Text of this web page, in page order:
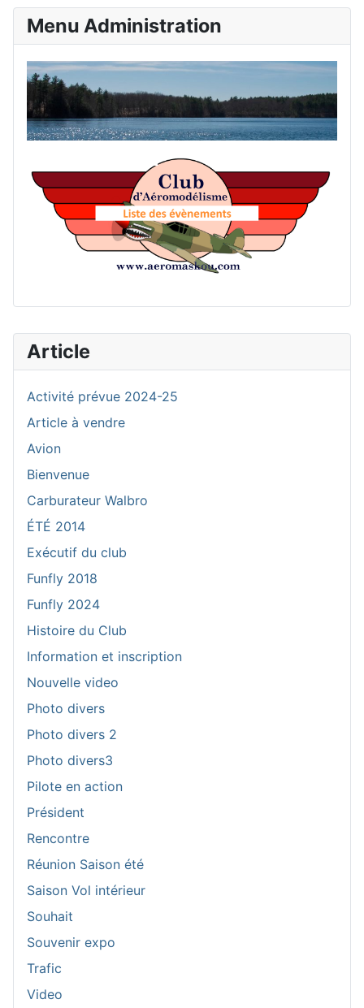
Article
Activité prévue 2024-25
Article à vendre
Avion
Bienvenue
Carburateur Walbro
ÉTÉ 2014
Exécutif du club
Funfly 2018
Funfly 2024
Histoire du Club
Information et inscription
Nouvelle video
Photo divers
Photo divers 2
Photo divers3
Pilote en action
Président
Rencontre
Réunion Saison été
Saison Vol intérieur
Souhait
Souvenir expo
Trafic
Video
Menu Administration